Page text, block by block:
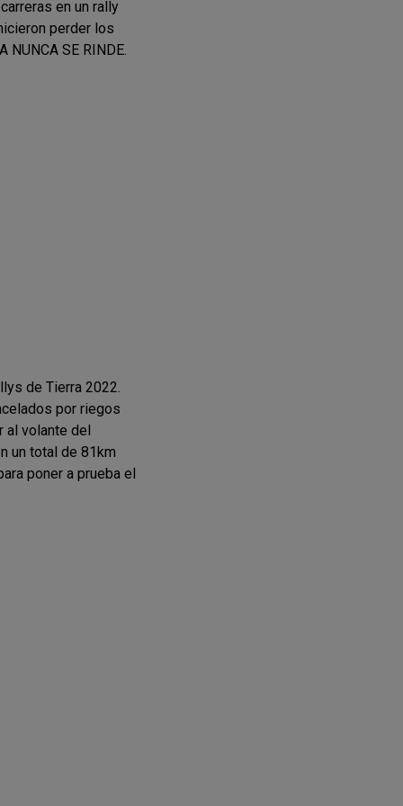
en un rally
perder los
SE RINDE.
de Tierra 2022.
por riegos
al volante del
un total de 81km
poner a prueba el